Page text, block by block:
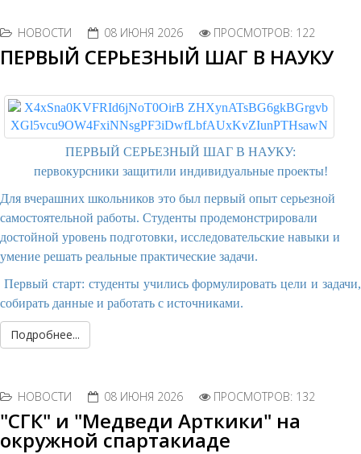
НОВОСТИ 08 ИЮНЯ 2026 ПРОСМОТРОВ: 122
ПЕРВЫЙ СЕРЬЕЗНЫЙ ШАГ В НАУКУ
ПЕРВЫЙ СЕРЬЕЗНЫЙ ШАГ В НАУКУ:
первокурсники защитили индивидуальные проекты!
Для вчерашних школьников это был первый опыт серьезной
самостоятельной работы. Студенты продемонстрировали
достойной уровень подготовки, исследовательские навыки и
умение решать реальные практические задачи.
Первый старт: студенты учились формулировать цели и задачи,
собирать данные и работать с источниками.
Подробнее...
НОВОСТИ 08 ИЮНЯ 2026 ПРОСМОТРОВ: 132
"СГК" и "Медведи Арткики" на
окружной спартакиаде